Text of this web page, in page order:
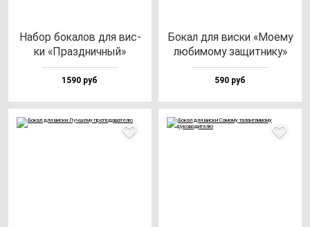
Набор бо­ка­лов для вис­
ки «Праз­днич­ный»
1590 руб
Бокал для вис­ки «Моему
лю­би­мо­му за­щит­ни­ку»
590 руб